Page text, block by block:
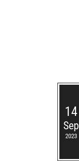
14
Sep
2023